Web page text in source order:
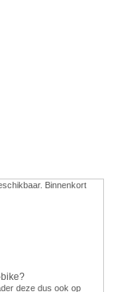
Binnenkort
deze dus ook op